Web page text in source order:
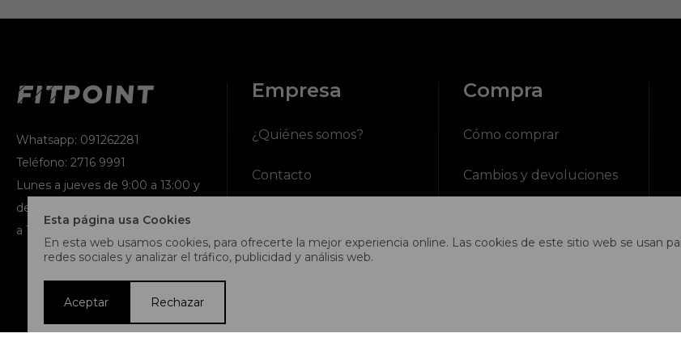
Esta página usa Cookies
En esta web usamos cookies, para ofrecerte la mejor experiencia online. Las cookies de este sitio web se usan
redes sociales y analizar el tráfico, publicidad y análisis web.
Aceptar Rechazar
Whatsapp: 091262281
Teléfono: 2716 9991
Lunes a jueves de 9:00 a 13:00 y
de 14:00 a 17:45, viernes de 9:30
a 13:00 y de 14:00 a 17:45.
Empresa
¿Quiénes somos?
Contacto
Nuestras tiendas
Compra
Cómo comprar
Cambios y devoluciones